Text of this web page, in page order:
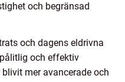
och begränsad
och dagens eldrivna
och effektiv
mer avancerade och